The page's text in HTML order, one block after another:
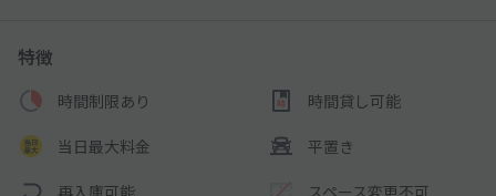
特徴
時間制限あり 時間貸し可能
当日最大料金 平置き
再入庫可能 スペース変更不可